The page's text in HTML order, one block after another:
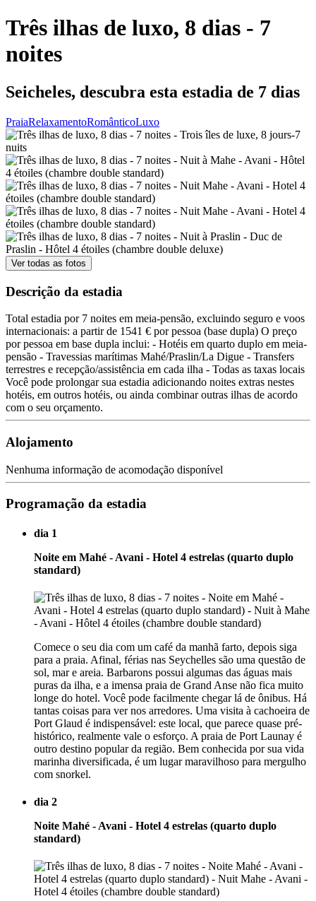
Três ilhas de luxo, 8 dias - 7
noites
Seicheles, descubra esta estadia de 7 dias
PraiaRelaxamentoRomânticoLuxo
Ver todas as fotos
Descrição da estadia
Total estadia por 7 noites em meia-pensão, excluindo seguro e voos
internacionais: a partir de 1541 € por pessoa (base dupla) O preço
por pessoa em base dupla inclui: - Hotéis em quarto duplo em meia-
pensão - Travessias marítimas Mahé/Praslin/La Digue - Transfers
terrestres e recepção/assistência em cada ilha - Todas as taxas locais
Você pode prolongar sua estadia adicionando noites extras nestes
hotéis, em outros hotéis, ou ainda combinar outras ilhas de acordo
com o seu orçamento.
Alojamento
Nenhuma informação de acomodação disponível
Programação da estadia
dia 1
Noite em Mahé - Avani - Hotel 4 estrelas (quarto duplo
standard)
Comece o seu dia com um café da manhã farto, depois siga
para a praia. Afinal, férias nas Seychelles são uma questão de
sol, mar e areia. Barbarons possui algumas das águas mais
puras da ilha, e a imensa praia de Grand Anse não fica muito
longe do hotel. Você pode facilmente chegar lá de ônibus. Há
tantas coisas para ver nos arredores. Uma visita à cachoeira de
Port Glaud é indispensável: este local, que parece quase pré-
histórico, realmente vale o esforço. A praia de Port Launay é
outro destino popular da região. Bem conhecida por sua vida
marinha diversificada, é um lugar maravilhoso para mergulho
com snorkel.
dia 2
Noite Mahé - Avani - Hotel 4 estrelas (quarto duplo
standard)